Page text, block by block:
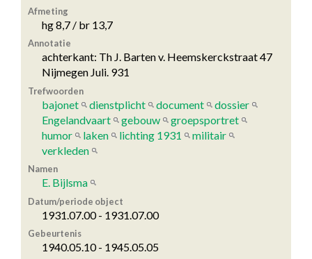
Afmeting
hg 8,7 / br 13,7
Annotatie
achterkant: Th J. Barten v. Heemskerckstraat 47
Nijmegen Juli. 931
Trefwoorden
bajonet dienstplicht document
dossier
Engelandvaart
gebouw
groepsportret
humor
laken lichting 1931
militair
verkleden
Namen
E. Bijlsma
Datum/periode object
1931.07.00 - 1931.07.00
Gebeurtenis
1940.05.10 - 1945.05.05